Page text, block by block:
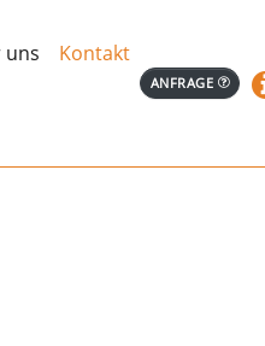
ANFRAGE
uns Kontakt